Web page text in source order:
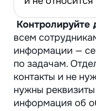
Как мы можем помочь?
Как с вами связаться?
Мессенджер